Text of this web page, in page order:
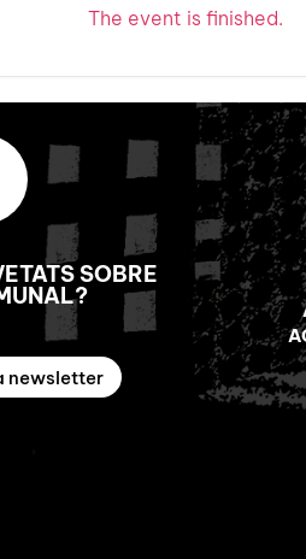
The event is finished.
SOBRE
newsletter